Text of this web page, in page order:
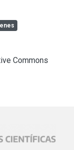
como
óptica. En la
se empleará
circulares
se obtiene
utilizando
de selectividad
la información
Commons